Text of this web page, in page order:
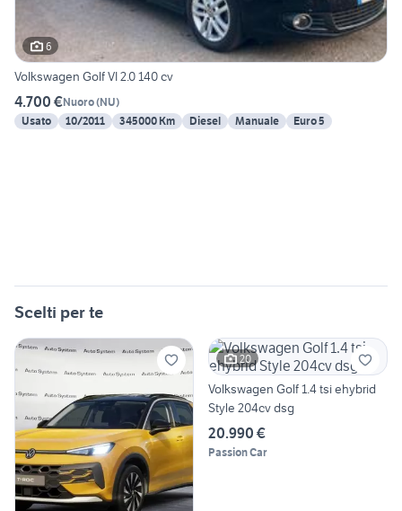
6
Volkswagen Golf VI 2.0 140 cv
4.700 €Nuoro(NU)
Usato
10/2011 345000 Km Diesel Manuale Euro 5
Scelti per te
20
Volkswagen Golf 1.4 tsi ehybrid
Style 204cv dsg
20.990 €
Passion Car